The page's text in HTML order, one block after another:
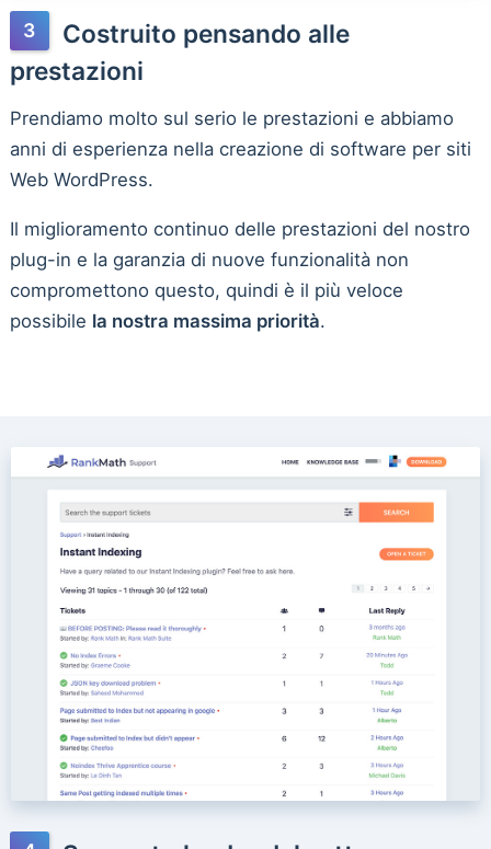
Costruito pensando alle
prestazioni
Prendiamo molto sul serio le prestazioni e abbiamo
anni di esperienza nella creazione di software per siti
Web WordPress.
Il miglioramento continuo delle prestazioni del nostro
plug-in e la garanzia di nuove funzionalità non
compromettono questo, quindi è il più veloce
possibile la nostra massima priorità.